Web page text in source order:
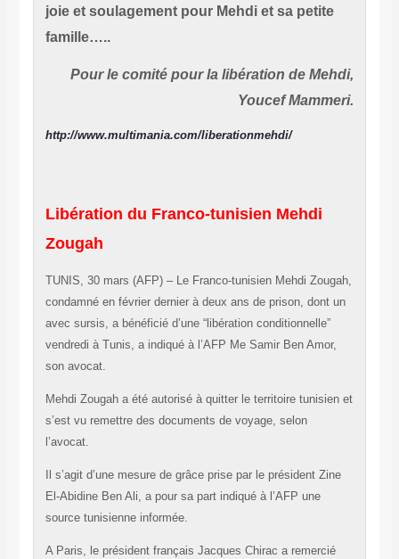
joie et soulagement pour Mehdi et sa petite
famille…..
Pour le comité pour la libération de Mehdi,
Youcef Mammeri.
http://www.multimania.com/liberationmehdi/
Libération du Franco-tunisien Mehdi
Zougah
TUNIS, 30 mars (AFP) – Le Franco-tunisien Mehdi Zougah,
condamné en février dernier à deux ans de prison, dont un
avec sursis, a bénéficié d’une “libération conditionnelle”
vendredi à Tunis, a indiqué à l’AFP Me Samir Ben Amor,
son avocat.
Mehdi Zougah a été autorisé à quitter le territoire tunisien et
s’est vu remettre des documents de voyage, selon
l’avocat.
Il s’agit d’une mesure de grâce prise par le président Zine
El-Abidine Ben Ali, a pour sa part indiqué à l’AFP une
source tunisienne informée.
A Paris, le président français Jacques Chirac a remercié